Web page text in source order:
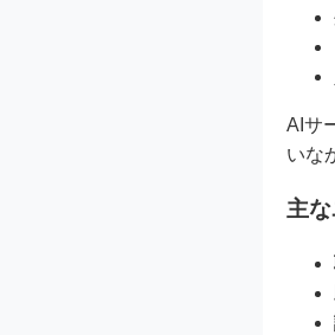
AIサ
いな
主